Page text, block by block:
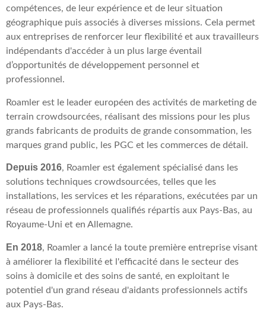
compétences, de leur expérience et de leur situation
géographique puis associés à diverses missions. Cela permet
aux entreprises de renforcer leur flexibilité et aux travailleurs
indépendants d'accéder à un plus large éventail
d’opportunités de développement personnel et
professionnel.
Roamler est le leader européen des activités de marketing de
terrain crowdsourcées, réalisant des missions pour les plus
grands fabricants de produits de grande consommation, les
marques grand public, les PGC et les commerces de détail.
Depuis 2016, Roamler est également spécialisé dans les
solutions techniques crowdsourcées, telles que les
installations, les services et les réparations, exécutées par un
réseau de professionnels qualifiés répartis aux Pays-Bas, au
Royaume-Uni et en Allemagne.
En 2018, Roamler a lancé la toute première entreprise visant
à améliorer la flexibilité et l'efficacité dans le secteur des
soins à domicile et des soins de santé, en exploitant le
potentiel d'un grand réseau d'aidants professionnels actifs
aux Pays-Bas.